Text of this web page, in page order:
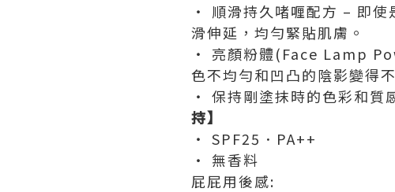
‧ 順滑持久啫喱配方 – 即使
滑伸延，均勻緊貼肌膚。
‧ 亮顏粉體(Face Lamp
色不均勻和凹凸的陰影變得
‧ 保持剛塗抹時的色彩和質
持】
‧ SPF25．PA++
‧ 無香料
屁屁用後感: